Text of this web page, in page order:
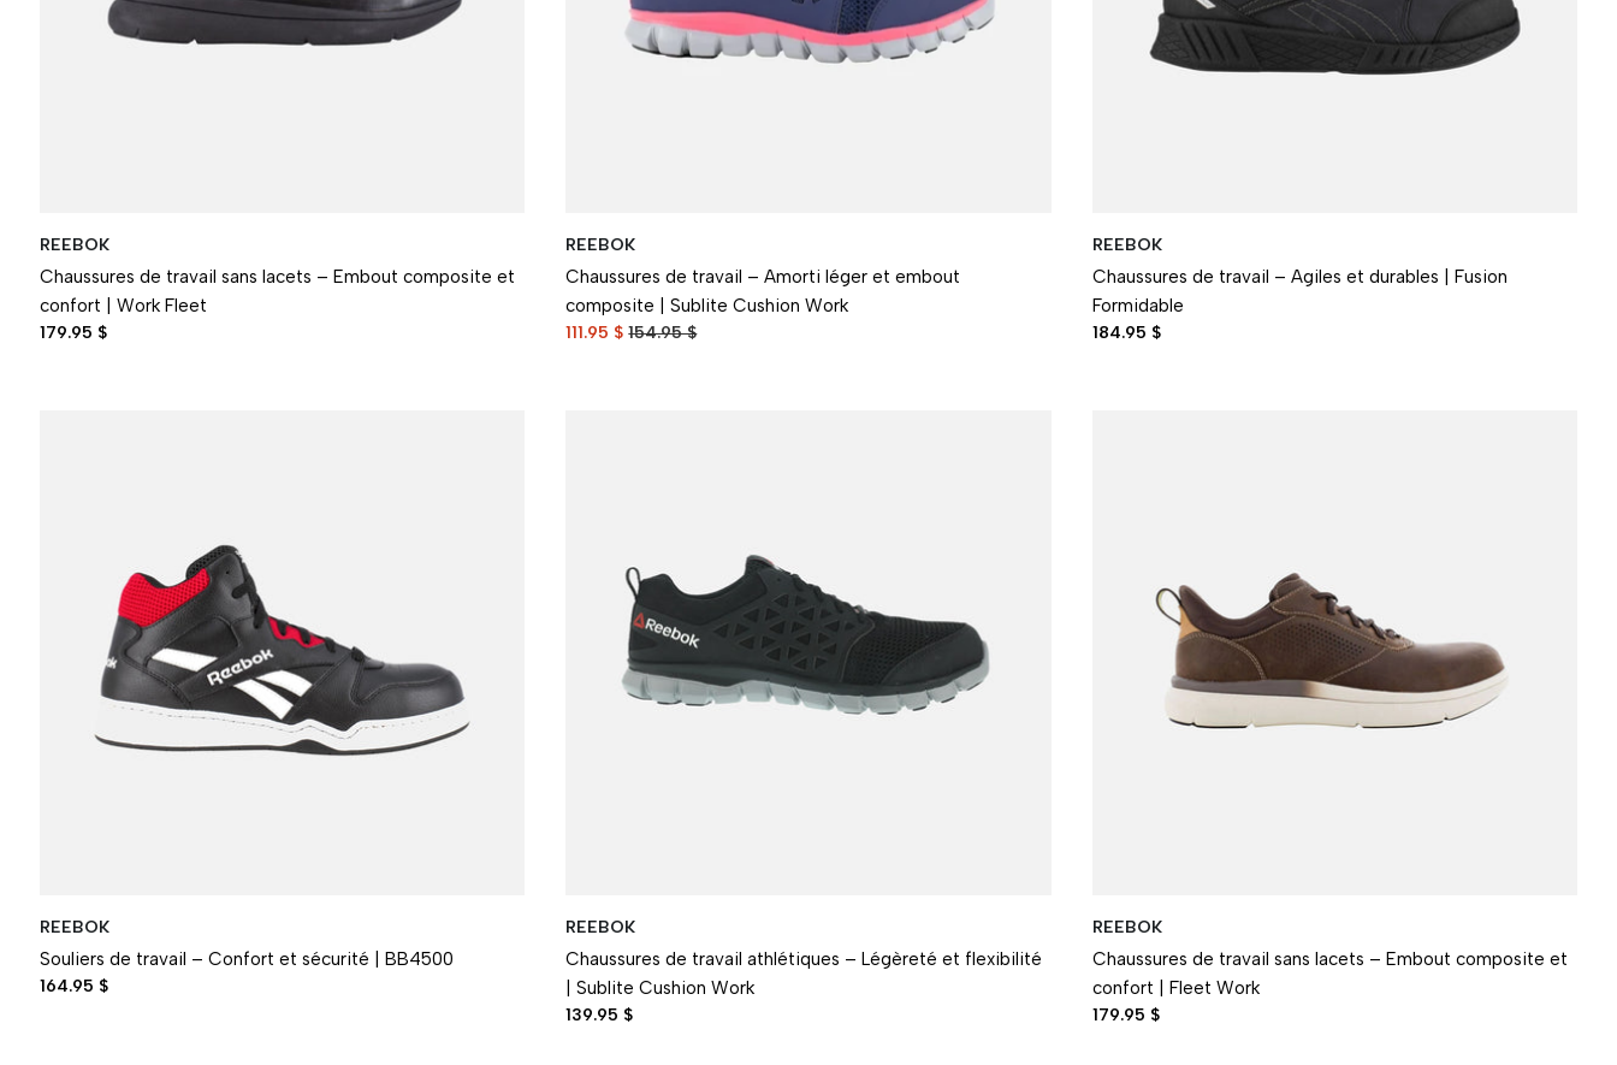
REEBOK
Chaussures de travail sans lacets – Embout composite et
confort | Work Fleet
179.95 $
REEBOK
Chaussures de travail – Amorti léger et embout
composite | Sublite Cushion Work
111.95 $ 154.95 $
REEBOK
Chaussures de travail – Agiles et durables | Fusion
Formidable
184.95 $
REEBOK
Souliers de travail – Confort et sécurité | BB4500
164.95 $
REEBOK
Chaussures de travail athlétiques – Légèreté et flexibilité
| Sublite Cushion Work
139.95 $
REEBOK
Chaussures de travail sans lacets – Embout composite et
confort | Fleet Work
179.95 $